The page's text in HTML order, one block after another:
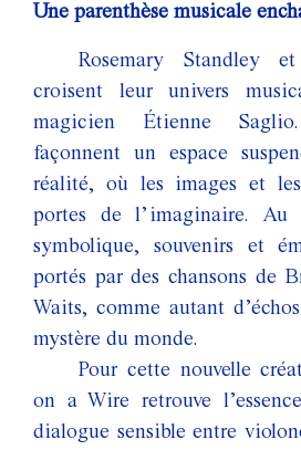
Une parenthèse musicale
Rosemary Standley
croisent leur univers
magicien Étienne
façonnent un espace
réalité, où les images et
portes de l’imaginaire. Au
symbolique, souvenirs et
portés par des chansons de
Waits, comme autant
mystère du monde.
Pour cette nouvelle
on a Wire retrouve
dialogue sensible entre